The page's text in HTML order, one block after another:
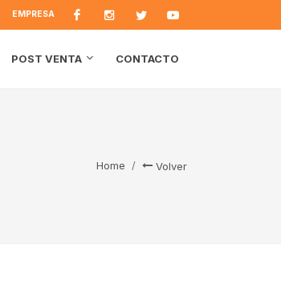
EMPRESA
POST VENTA CONTACTO
Home Volver